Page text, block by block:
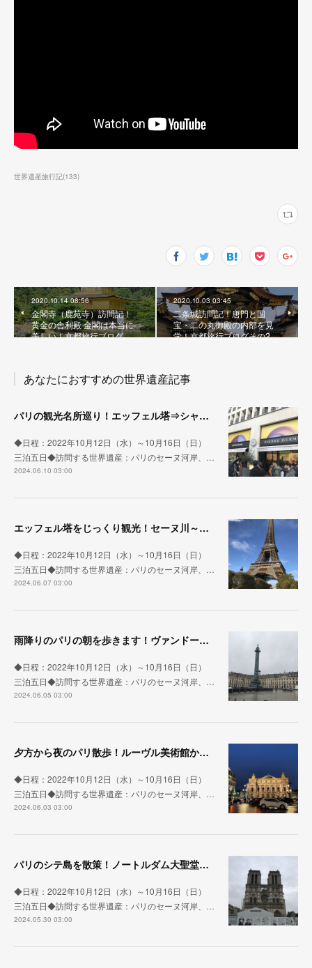
世界遺産旅行記(133)
2020.10.14 08:56
金閣寺（鹿苑寺）訪問記！
黄金の舎利殿 金閣は本当に
美しい！京都旅行ブログ…
2020.10.03 03:45
二条城訪問記！唐門と国
宝・二の丸御殿の内部を見
学！京都旅行ブログその2…
あなたにおすすめの世界遺産記事
パリの観光名所巡り！エッフェル塔⇒シャンゼリゼ通り⇒コンコルド広場⇒マドレーヌ寺院⇒オペラ・ガルニエ【フランス旅ブログその16（世界遺産旅行記）】
◆日程：2022年10月12日（水）～10月16日（日）
三泊五日◆訪問する世界遺産：パリのセーヌ河岸、…
2024.06.10 03:00
エッフェル塔をじっくり観光！セーヌ川～ラップ通り～エッフェル塔周辺を歩きます【フランス旅ブログその15（世界遺産旅行記）】
◆日程：2022年10月12日（水）～10月16日（日）
三泊五日◆訪問する世界遺産：パリのセーヌ河岸、…
2024.06.07 03:00
雨降りのパリの朝を歩きます！ヴァンドーム広場のオーステルリッツ記念柱を見てセーヌ川へ【フランス旅ブログその14（世界遺産旅行記）】
◆日程：2022年10月12日（水）～10月16日（日）
三泊五日◆訪問する世界遺産：パリのセーヌ河岸、…
2024.06.05 03:00
夕方から夜のパリ散歩！ルーヴル美術館からオペラ通りを歩き美しいオペラ・ガルニエへ【フランス旅ブログその13（世界遺産旅行記）】
◆日程：2022年10月12日（水）～10月16日（日）
三泊五日◆訪問する世界遺産：パリのセーヌ河岸、…
2024.06.03 03:00
パリのシテ島を散策！ノートルダム大聖堂からコンシェルジュリー、ポン・ヌフへ【フランス旅ブログその12（世界遺産旅行記）】
◆日程：2022年10月12日（水）～10月16日（日）
三泊五日◆訪問する世界遺産：パリのセーヌ河岸、…
2024.05.30 03:00